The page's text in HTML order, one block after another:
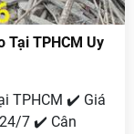
Tại TPHCM Uy
TPHCM ✔️ Giá
7 ✔️ Cân